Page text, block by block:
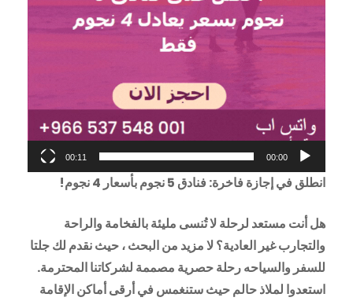
00:00
00:11
انطلق في إجازة فاخرة: فنادق 5 نجوم بأسعار 4 نجوم!
هل أنت مستعد لرحلة لا تُنسى مليئة بالفخامة والراحة
والتجارب غير العادية؟ لا مزيد من البحث ، حيث نقدم لك جلتا
للسفر والسياحه رحلة حصرية مصممة لشركاتنا المحترمة.
استعدوا لملاذ حالم حيث ستنغمس في أرقى أماكن الإقامة